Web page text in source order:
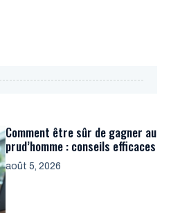
Comment être sûr de gagner au
prud’homme : conseils efficaces
août 5, 2026